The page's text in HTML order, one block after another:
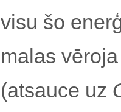
visu šo
malas
(atsauce uz